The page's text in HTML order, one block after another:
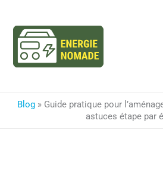
contenu
Blog» Guide pratique pour
astuces étape par